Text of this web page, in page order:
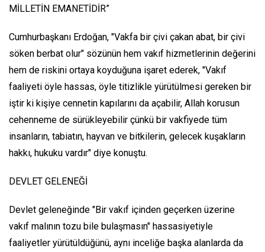
MİLLETİN EMANETİDİR”
Cumhurbaşkanı Erdoğan, "Vakfa bir çivi çakan abat, bir çivi
söken berbat olur" sözünün hem vakıf hizmetlerinin değerini
hem de riskini ortaya koyduğuna işaret ederek, "Vakıf
faaliyeti öyle hassas, öyle titizlikle yürütülmesi gereken bir
iştir ki kişiye cennetin kapılarını da açabilir, Allah korusun
cehenneme de sürükleyebilir çünkü bir vakfiyede tüm
insanların, tabiatın, hayvan ve bitkilerin, gelecek kuşakların
hakkı, hukuku vardır" diye konuştu.
DEVLET GELENEĞİ
Devlet geleneğinde "Bir vakıf içinden geçerken üzerine
vakıf malının tozu bile bulaşmasın" hassasiyetiyle
faaliyetler yürütüldüğünü, aynı inceliğe başka alanlarda da